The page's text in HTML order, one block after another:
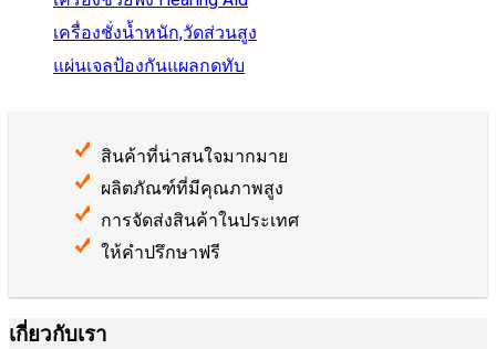
เครื่องชั่งน้ำหนัก,วัดส่วนสูง
แผ่นเจลป้องกันแผลกดทับ
สินค้าที่น่าสนใจมากมาย
ผลิตภัณฑ์ที่มีคุณภาพสูง
การจัดส่งสินค้าในประเทศ
ให้คำปรึกษาฟรี
เกี่ยวกับเรา